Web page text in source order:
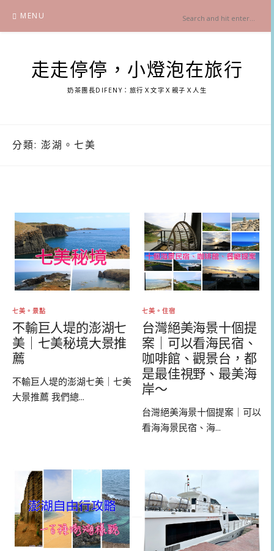
content
MENU
走走停停，小燈泡在旅行
奶茶團長DIFENY：旅行Ｘ文字Ｘ親子Ｘ人生
分類: 澎湖。七美
七美。景點
不輸巨人堤的澎湖七
美｜七美秘境大景推
薦
不輸巨人堤的澎湖七美｜七美
大景推薦 我們總...
七美。住宿
台灣絕美海景十個提
案｜可以看海民宿、
咖啡館、觀景台，都
是最佳視野、最美海
岸～
台灣絕美海景十個提案｜可以
看海海景民宿、海...